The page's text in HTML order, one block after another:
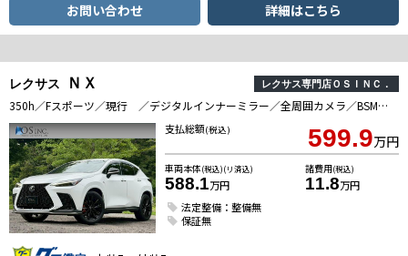
お問い合わせ 詳細はこちら
レクサス ＮＸ レクサス専門店ＯＳＩＮＣ．
350h／Fスポーツ／現行 ／デジタルインナーミラー／全周囲カメラ／BSM／オレンジキャリパー／パワーバックドア／クリアランスソナー／レーンキープ／シートヒータ・エアコン／電動格納ミラー／パワーシート／BLKレザー／ETC2．0
支払総額(税込) 599.9万円
車両本体(税込)(リ済込)
588.1万円
諸費用(税込)
11.8万円
法定整備：整備無
保証無